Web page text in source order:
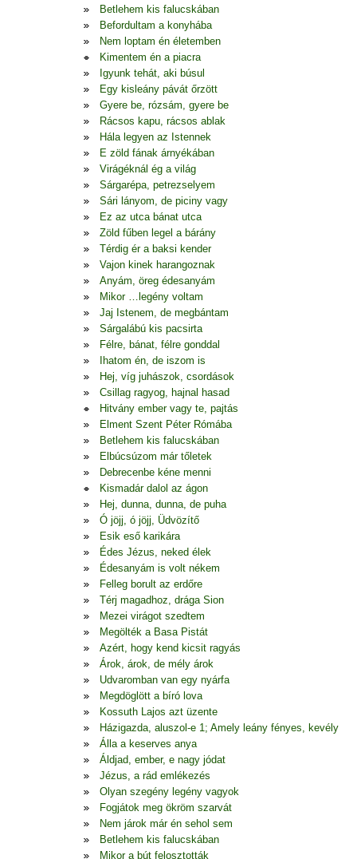
Betlehem kis falucskában
Befordultam a konyhába
Nem loptam én életemben
Kimentem én a piacra
Igyunk tehát, aki búsul
Egy kisleány pávát őrzött
Gyere be, rózsám, gyere be
Rácsos kapu, rácsos ablak
Hála legyen az Istennek
E zöld fának árnyékában
Virágéknál ég a világ
Sárgarépa, petrezselyem
Sári lányom, de piciny vagy
Ez az utca bánat utca
Zöld fűben legel a bárány
Térdig ér a baksi kender
Vajon kinek harangoznak
Anyám, öreg édesanyám
Mikor …legény voltam
Jaj Istenem, de megbántam
Sárgalábú kis pacsirta
Félre, bánat, félre gonddal
Ihatom én, de iszom is
Hej, víg juhászok, csordások
Csillag ragyog, hajnal hasad
Hitvány ember vagy te, pajtás
Elment Szent Péter Rómába
Betlehem kis falucskában
Elbúcsúzom már tőletek
Debrecenbe kéne menni
Kismadár dalol az ágon
Hej, dunna, dunna, de puha
Ó jöjj, ó jöjj, Üdvözítő
Esik eső karikára
Édes Jézus, neked élek
Édesanyám is volt nékem
Felleg borult az erdőre
Térj magadhoz, drága Sion
Mezei virágot szedtem
Megölték a Basa Pistát
Azért, hogy kend kicsit ragyás
Árok, árok, de mély árok
Udvaromban van egy nyárfa
Megdöglött a bíró lova
Kossuth Lajos azt üzente
Házigazda, aluszol-e 1; Amely leány fényes, kevély
Álla a keserves anya
Áldjad, ember, e nagy jódat
Jézus, a rád emlékezés
Olyan szegény legény vagyok
Fogjátok meg ökröm szarvát
Nem járok már én sehol sem
Betlehem kis falucskában
Mikor a bút felosztották